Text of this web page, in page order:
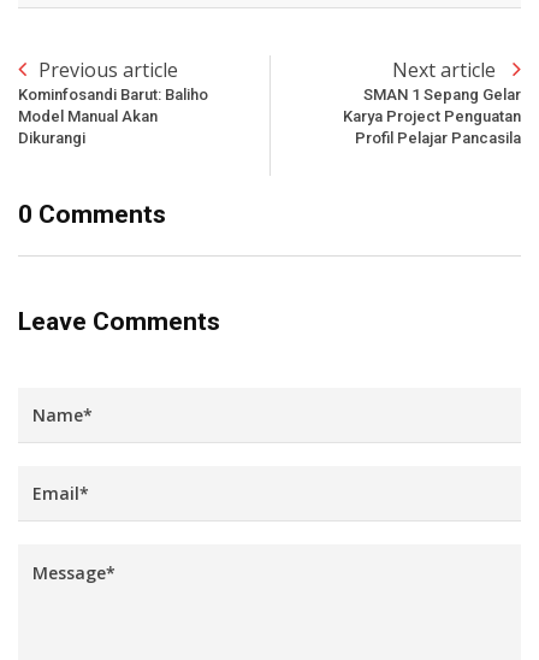
Previous article
Kominfosandi Barut: Baliho
Model Manual Akan
Dikurangi
Next article
SMAN 1 Sepang Gelar
Karya Project Penguatan
Profil Pelajar Pancasila
0 Comments
Leave Comments